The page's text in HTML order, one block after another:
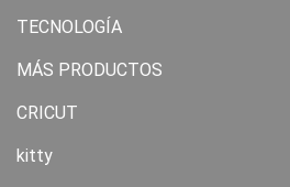
TECNOLOGÍA
MÁS PRODUCTOS
CRICUT
kitty